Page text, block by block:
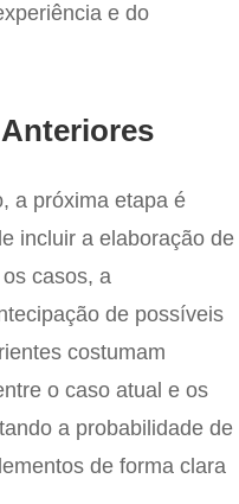
e do
a próxima etapa é
incluir a elaboração de
casos, a
de possíveis
costumam
o caso atual e os
a probabilidade de
de forma clara